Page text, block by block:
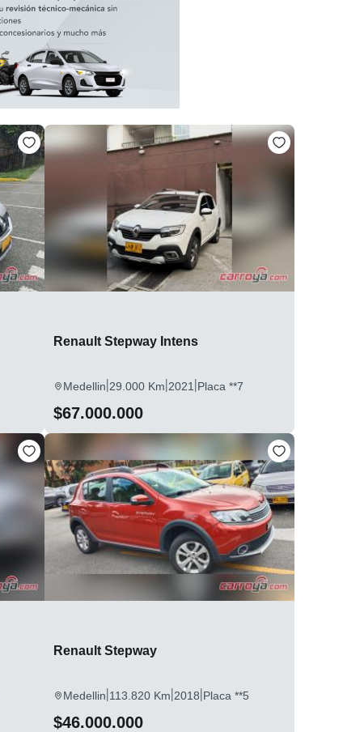
Renault Stepway Intens
Medellin|29.000 Km|2021 |Placa **7
$67.000.000
Renault Stepway
Medellin|113.820 Km|2018|Placa **5
$46.000.000